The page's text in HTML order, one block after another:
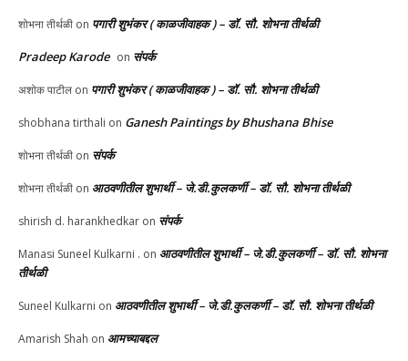
शोभना तीर्थळी on पगारी शुभंकर ( काळजीवाहक ) – डॉ. सौ. शोभना तीर्थळी
Pradeep Karode on संपर्क
अशोक पाटील on पगारी शुभंकर ( काळजीवाहक ) – डॉ. सौ. शोभना तीर्थळी
shobhana tirthali on Ganesh Paintings by Bhushana Bhise
शोभना तीर्थळी on संपर्क
शोभना तीर्थळी on आठवणीतील शुभार्थी – जे.डी.कुलकर्णी – डॉ. सौ. शोभना तीर्थळी
shirish d. harankhedkar on संपर्क
Manasi Suneel Kulkarni . on आठवणीतील शुभार्थी – जे.डी.कुलकर्णी – डॉ. सौ. शोभना
तीर्थळी
Suneel Kulkarni on आठवणीतील शुभार्थी – जे.डी.कुलकर्णी – डॉ. सौ. शोभना तीर्थळी
Amarish Shah on आमच्याबद्दल